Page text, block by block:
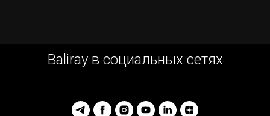
Baliray в социальных сетях